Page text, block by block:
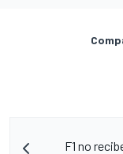
F1 no